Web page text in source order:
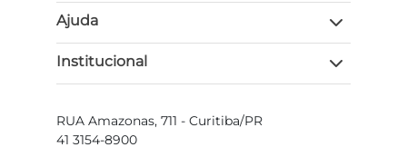
Ajuda
Institucional
RUA Amazonas, 711 - Curitiba/PR
41 3154-8900